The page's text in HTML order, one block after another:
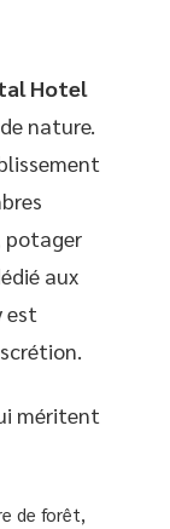
Hotel
nature.
potager
aux
est
méritent
de forêt,